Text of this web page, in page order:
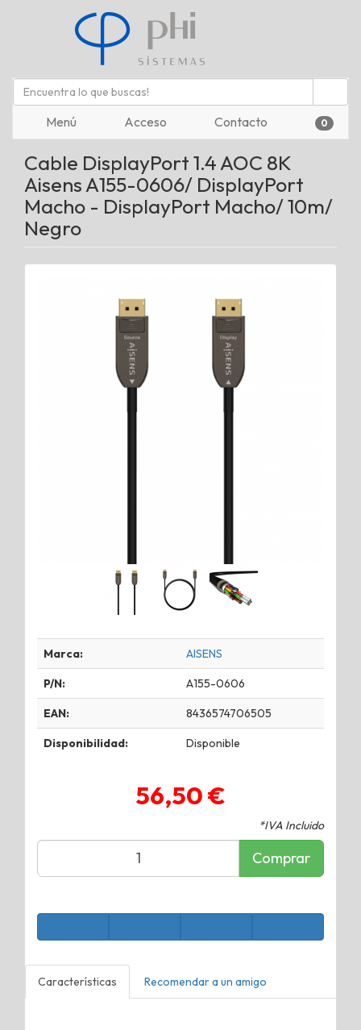
Menú Acceso Contacto 0
Cable DisplayPort 1.4 AOC 8K
Aisens A155-0606/ DisplayPort
Macho - DisplayPort Macho/ 10m/
Negro
Marca: AISENS
P/N: A155-0606
EAN: 8436574706505
Disponibilidad: Disponible
56,50 €
*IVA Incluido
Comprar
Características Recomendar a un amigo